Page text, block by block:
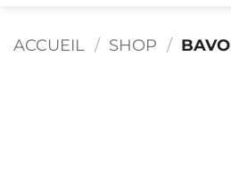
ACCUEIL / SHOP /